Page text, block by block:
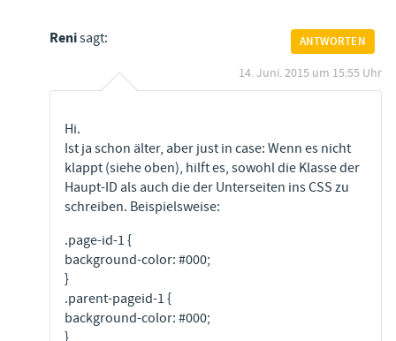
Renisagt:
14. Juni. 2015 um 15:55 Uhr
Hi.
Ist ja schon älter, aber just in case: Wenn es nicht
klappt (siehe oben), hilft es, sowohl die Klasse der
Haupt-ID als auch die der Unterseiten ins CSS zu
schreiben. Beispielsweise:
.page-id-1 {
background-color: #000;
}
.parent-pageid-1 {
background-color: #000;
ANTWORTEN